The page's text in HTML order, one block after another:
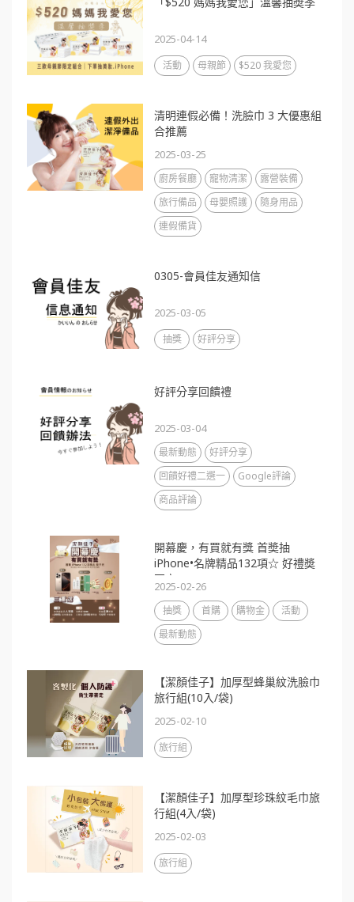
2025-04-14
活動 母親節 $520 我愛您
清明連假必備！洗臉巾 3 大優惠組
合推薦
2025-03-25
廚房餐廳 寵物清潔
露營裝備
旅行備品
母嬰照護
隨身用品
連假備貨
0305-會員佳友通知信
2025-03-05
抽獎 好評分享
好評分享回饋禮
2025-03-04
最新動態
好評分享
回饋好禮二選一
Google評論
商品評論
開幕慶，有買就有獎 首奬抽
iPhone•名牌精品132項☆ 好禮奬
不完
2025-02-26
抽獎 首購 購物金
活動
最新動態
【潔顏佳子】加厚型蜂巢紋洗臉巾
旅行組(10入/袋)
2025-02-10
旅行組
【潔顏佳子】加厚型珍珠紋毛巾旅
行組(4入/袋)
2025-02-03
旅行組